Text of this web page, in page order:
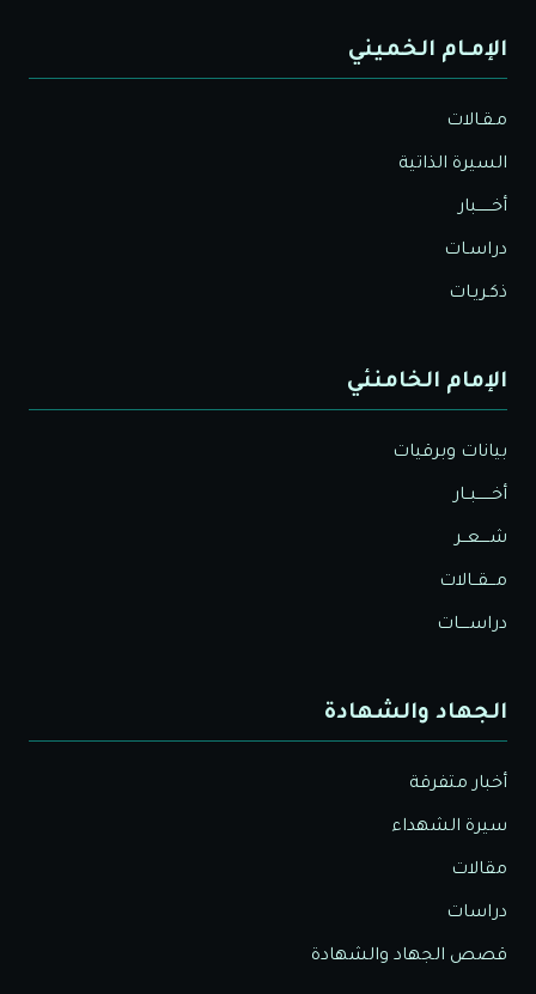
الإمـام الخميني
مـقـالات
السيرة الذاتية
أخــــــبار
دراسـات
ذكـريـات
الإمام الخامنئي
بيانات وبرقيات
أخــــــبــار
شــــعــر
مـــقــالات
دراســــات
الجهاد والشهادة
أخبار متفرقة
سيرة الشهداء
مقالات
دراسات
قصص الجهاد والشهادة